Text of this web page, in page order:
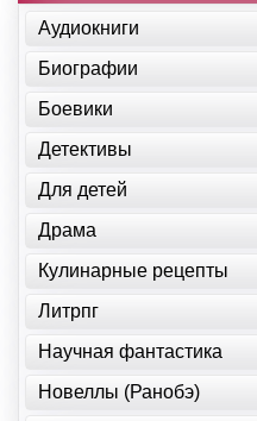
Аудиокниги
Биографии
Боевики
Детективы
Для детей
Драма
Кулинарные рецепты
Литрпг
Научная фантастика
Новеллы (Ранобэ)